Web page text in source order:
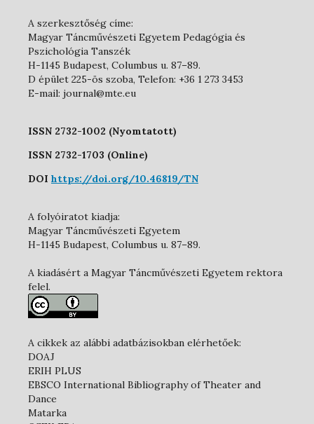
A szerkesztőség címe:
Magyar Táncművészeti Egyetem Pedagógia és
Pszichológia Tanszék
H-1145 Budapest, Columbus u. 87–89.
D épület 225-ös szoba, Telefon: +36 1 273 3453
E-mail: journal@mte.eu
ISSN 2732-1002 (Nyomtatott)
ISSN 2732-1703 (Online)
DOI https://doi.org/10.46819/TN
A folyóiratot kiadja:
Magyar Táncművészeti Egyetem
H-1145 Budapest, Columbus u. 87–89.
A kiadásért a Magyar Táncművészeti Egyetem rektora
felel.
A cikkek az alábbi adatbázisokban elérhetőek:
DOAJ
ERIH PLUS
EBSCO International Bibliography of Theater and
Dance
Matarka